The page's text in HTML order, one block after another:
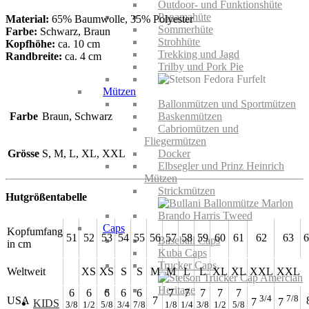
Outdoor- und Funktionshüte
Panamahüte
Sommerhüte
Strohhüte
Trekking und Jagd
Trilby und Pork Pie
Mützen
Ballonmützen und Sportmützen
Baskenmützen
Cabriomützen und
Fliegermützen
Docker
Elbsegler und Prinz Heinrich
Mützen
Strickmützen
Caps
Baseball Caps
Kuba Caps
Trucker Caps
KIDS
Material: 65% Baumwolle, 35% Polyester
Farbe: Schwarz, Braun
Kopfhöhe: ca. 10 cm
Randbreite: ca. 4 cm
Farbe Braun, Schwarz
Grösse S, M, L, XL, XXL
Hutgrößentabelle
Kopfumfang
in cm
51 52 53 54 55 56 57 58 59 60 61 62 63
Weltweit XS XS S S M M L L XL XL XXL XXL
USA
6
3/8
6
1/2
6
5/8
6
3/4
6
7/8 7
7
1/8
7
1/4
7
3/8
7
1/2
7
5/8 7 3/4 7 7/8